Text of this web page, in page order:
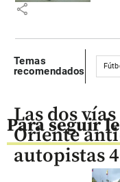
share
Temas
recomendados
Para seguir
Las dos
Oriente
autopistas